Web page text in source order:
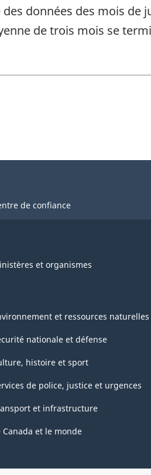
données des mois
de trois mois se
de confiance
et organismes
et ressources naturelles
nationale et défense
histoire et sport
de police, justice et urgences
et infrastructure
Canada et le monde